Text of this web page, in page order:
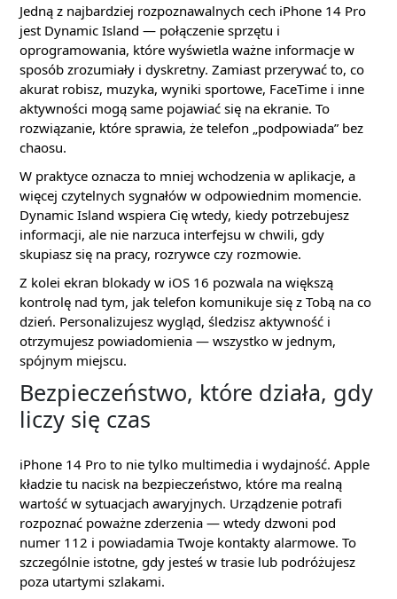
Jedną z najbardziej rozpoznawalnych cech iPhone 14 Pro
jest Dynamic Island — połączenie sprzętu i
oprogramowania, które wyświetla ważne informacje w
sposób zrozumiały i dyskretny. Zamiast przerywać to, co
akurat robisz, muzyka, wyniki sportowe, FaceTime i inne
aktywności mogą same pojawiać się na ekranie. To
rozwiązanie, które sprawia, że telefon „podpowiada” bez
chaosu.
W praktyce oznacza to mniej wchodzenia w aplikacje, a
więcej czytelnych sygnałów w odpowiednim momencie.
Dynamic Island wspiera Cię wtedy, kiedy potrzebujesz
informacji, ale nie narzuca interfejsu w chwili, gdy
skupiasz się na pracy, rozrywce czy rozmowie.
Z kolei ekran blokady w iOS 16 pozwala na większą
kontrolę nad tym, jak telefon komunikuje się z Tobą na co
dzień. Personalizujesz wygląd, śledzisz aktywność i
otrzymujesz powiadomienia — wszystko w jednym,
spójnym miejscu.
Bezpieczeństwo, które działa, gdy
liczy się czas
iPhone 14 Pro to nie tylko multimedia i wydajność. Apple
kładzie tu nacisk na bezpieczeństwo, które ma realną
wartość w sytuacjach awaryjnych. Urządzenie potrafi
rozpoznać poważne zderzenia — wtedy dzwoni pod
numer 112 i powiadamia Twoje kontakty alarmowe. To
szczególnie istotne, gdy jesteś w trasie lub podróżujesz
poza utartymi szlakami.